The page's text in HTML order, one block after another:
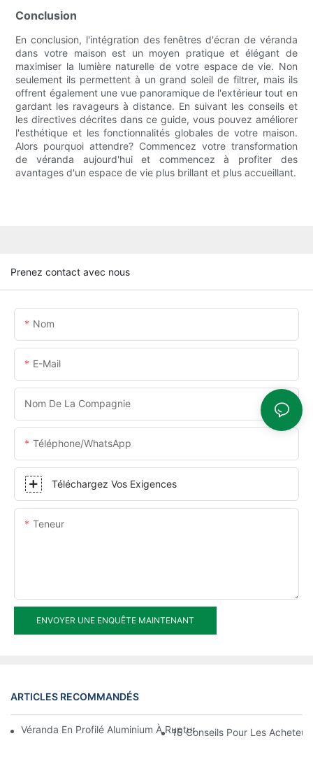
Conclusion
En conclusion, l'intégration des fenêtres d'écran de véranda
dans votre maison est un moyen pratique et élégant de
maximiser la lumière naturelle de votre espace de vie. Non
seulement ils permettent à un grand soleil de filtrer, mais ils
offrent également une vue panoramique de l'extérieur tout en
gardant les ravageurs à distance. En suivant les conseils et
les directives décrites dans ce guide, vous pouvez améliorer
l'esthétique et les fonctionnalités globales de votre maison.
Alors pourquoi attendre? Commencez votre transformation
de véranda aujourd'hui et commencez à profiter des
avantages d'un espace de vie plus brillant et plus accueillant.
Prenez contact avec nous
Nom
E-Mail
Nom De La Compagnie
Téléphone/WhatsApp
Téléchargez Vos Exigences
Teneur
ENVOYER UNE ENQUÊTE MAINTENANT
ARTICLES RECOMMANDÉS
Véranda En Profilé Aluminium À Rupture De Pont Thermique À
15 Conseils Pour Les